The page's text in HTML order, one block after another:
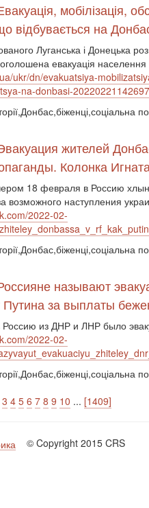
мобілізація,
відбувається на
Луганська і Донецька
евакуація населення
ukr/dn/evakuatsiya-
na-donbasi-
жителей
Колонка
18 февраля в Россию
возможного наступления
2022-02-
называют
Путина за выплаты
Россию из ДНР и ЛНР было
2022-02-
3 4 5 6 7 8 9 10 ... [1409]
© Copyright 2015 CRS